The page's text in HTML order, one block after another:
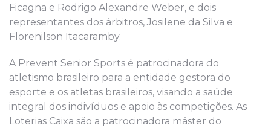
Ficagna e Rodrigo Alexandre Weber, e dois
representantes dos árbitros, Josilene da Silva e
Florenilson Itacaramby.
A Prevent Senior Sports é patrocinadora do
atletismo brasileiro para a entidade gestora do
esporte e os atletas brasileiros, visando a saúde
integral dos indivíduos e apoio às competições. As
Loterias Caixa são a patrocinadora máster do